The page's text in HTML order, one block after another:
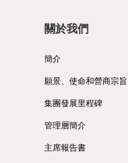
關於我們
簡介
願景、使命和營商宗旨
集團發展里程碑
管理層簡介
主席報告書